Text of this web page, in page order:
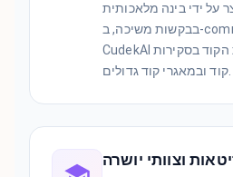
על ידי בינה מלאכותית
בבקשות משיכה, ב-commits ובמאגרי קוד.
CudekAI משפר את דיוק ביקורת הקוד בסקירות
קוד ובמאגרי קוד גדולים.
וצוותי יושרה